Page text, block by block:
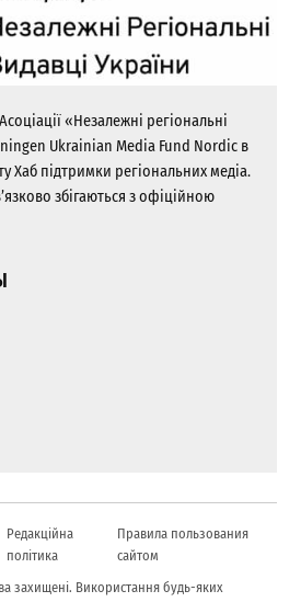
«Незалежні регіональні
Ukrainian Media Fund Nordic в
Хаб підтримки регіональних медіа.
збігаються з офіційною
Редакційна
політика
Правила пользования
сайтом
захищені. Використання будь-яких